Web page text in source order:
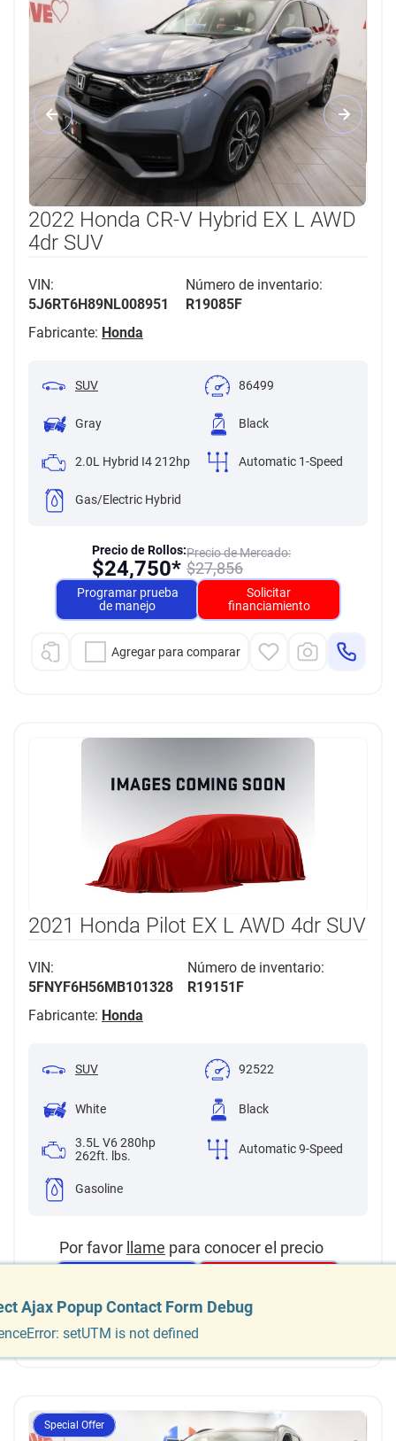
2022 Honda CR-V Hybrid EX L AWD
4dr SUV
VIN:
5J6RT6H89NL008951
Número de inventario:
R19085F
Fabricante: Honda
SUV 86499
Gray Black
2.0L Hybrid I4 212hp Automatic 1-Speed
Gas/Electric Hybrid
Precio de Mercado:
$27,856
Precio de Rollos:
$24,750*
Programar prueba
de manejo
Solicitar
financiamiento
Agregar para comparar
2021 Honda Pilot EX L AWD 4dr SUV
VIN:
5FNYF6H56MB101328
Número de inventario:
R19151F
Fabricante: Honda
SUV 92522
White Black
3.5L V6 280hp
262ft. lbs.
Automatic 9-Speed
Gasoline
Por favor llame para conocer el precio
Agregar para comparar
Special Offer
Ajax Popup Contact Form Debug
setUTM is not defined
Ajax Popup Contact Form Debug
setUTM is not defined